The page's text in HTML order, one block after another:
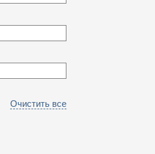
Очистить все